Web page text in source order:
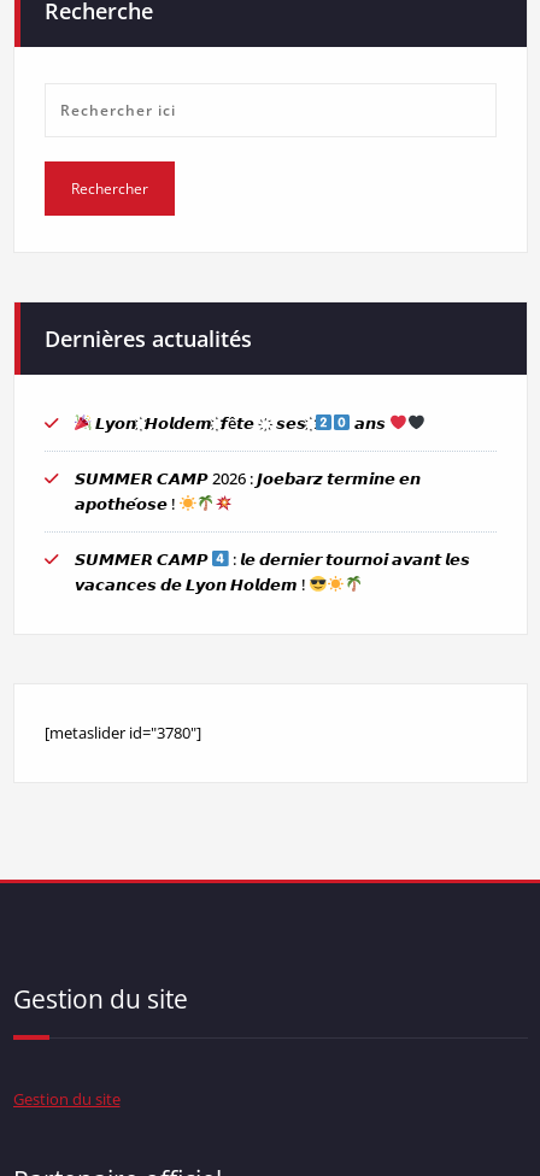
Recherche
Dernières actualités
𝙇𝙮𝙤𝙣 ҉ 𝙃𝙤𝙡𝙙𝙚𝙢 ҉ 𝙛ê𝙩𝙚 ҉ 𝙨𝙚𝙨 ҉ 𝙖𝙣𝙨
𝙎𝙐𝙈𝙈𝙀𝙍 𝘾𝘼𝙈𝙋 2026 : 𝙅𝙤𝙚𝙗𝙖𝙧𝙯 𝙩𝙚𝙧𝙢𝙞𝙣𝙚 𝙚𝙣
𝙖𝙥𝙤𝙩𝙝𝙚́𝙤𝙨𝙚 !
𝙎𝙐𝙈𝙈𝙀𝙍 𝘾𝘼𝙈𝙋
: 𝙡𝙚 𝙙𝙚𝙧𝙣𝙞𝙚𝙧 𝙩𝙤𝙪𝙧𝙣𝙤𝙞 𝙖𝙫𝙖𝙣𝙩 𝙡𝙚𝙨
𝙫𝙖𝙘𝙖𝙣𝙘𝙚𝙨 𝙙𝙚 𝙇𝙮𝙤𝙣 𝙃𝙤𝙡𝙙𝙚𝙢 !
[metaslider id="3780"]
Gestion du site
Gestion du site